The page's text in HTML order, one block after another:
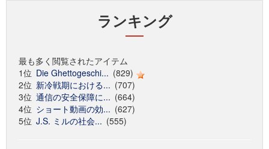
ランキング
最も多く閲覧されたアイテム
1位 Die Ghettogeschi... (829)
2位 新冷戦期における... (707)
3位 通信の安全保障に... (664)
4位 ショート動画の効... (627)
5位 J.S. ミルの社会... (555)